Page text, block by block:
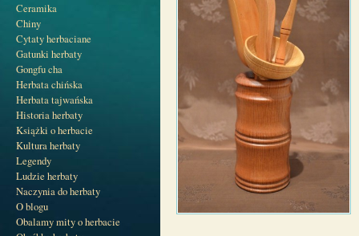
Ceramika
Chiny
Cytaty herbaciane
Gatunki herbaty
Gongfu cha
Herbata chińska
Herbata tajwańska
Historia herbaty
Książki o herbacie
Kultura herbaty
Legendy
Ludzie herbaty
Naczynia do herbaty
O blogu
Obalamy mity o herbacie